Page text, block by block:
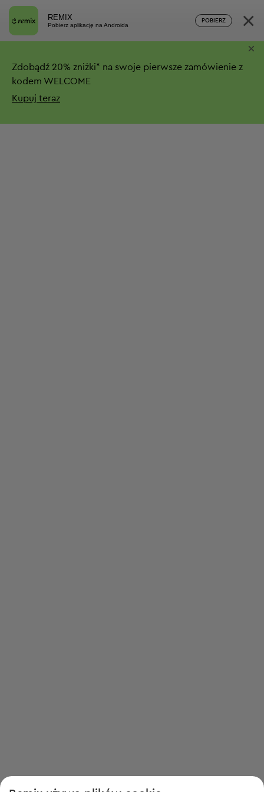
REMIX
Pobierz aplikację na Androida
POBIERZ ×
Zdobądź 20% zniżki* na swoje pierwsze zamówienie z
kodem WELCOME
Kupuj teraz
×